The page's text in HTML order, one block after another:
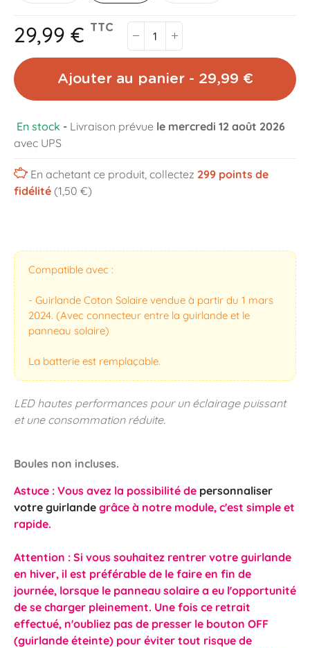
29,99 € TTC
Ajouter au panier - 29,99 €
En stock - Livraison prévue le mercredi 12 août 2026
avec UPS
En achetant ce produit, collectez 299points de
fidélité (1,50 €)
Compatible avec :
- Guirlande Coton Solaire vendue à partir du 1 mars
2024. (Avec connecteur entre la guirlande et le
panneau solaire)
La batterie est remplaçable.
LED hautes performances pour un éclairage puissant
et une consommation réduite.
Boules non incluses.
Astuce : Vous avez la possibilité de personnaliser
votre guirlande grâce à notre module, c'est simple et
rapide.
Attention : Si vous souhaitez rentrer votre guirlande
en hiver, il est préférable de le faire en fin de
journée, lorsque le panneau solaire a eu l'opportunité
de se charger pleinement. Une fois ce retrait
effectué, n'oubliez pas de presser le bouton OFF
(guirlande éteinte) pour éviter tout risque de